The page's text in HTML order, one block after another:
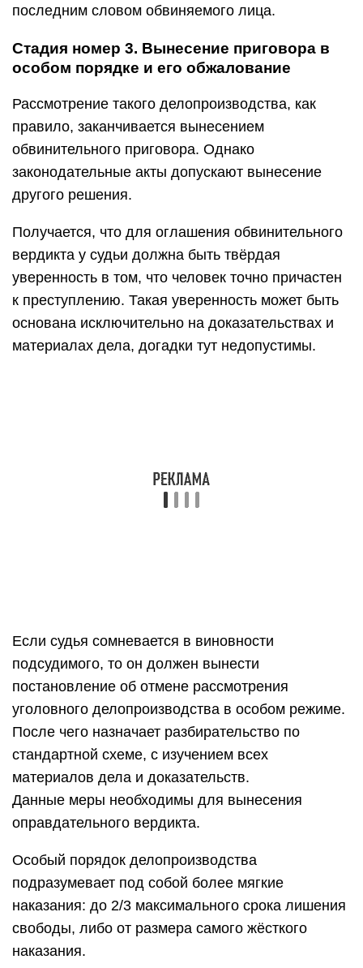
последним словом обвиняемого лица.
Стадия номер 3. Вынесение приговора в
особом порядке и его обжалование
Рассмотрение такого делопроизводства, как
правило, заканчивается вынесением
обвинительного приговора. Однако
законодательные акты допускают вынесение
другого решения.
Получается, что для оглашения обвинительного
вердикта у судьи должна быть твёрдая
уверенность в том, что человек точно причастен
к преступлению. Такая уверенность может быть
основана исключительно на доказательствах и
материалах дела, догадки тут недопустимы.
Если судья сомневается в виновности
подсудимого, то он должен вынести
постановление об отмене рассмотрения
уголовного делопроизводства в особом режиме.
После чего назначает разбирательство по
стандартной схеме, с изучением всех
материалов дела и доказательств.
Данные меры необходимы для вынесения
оправдательного вердикта.
Особый порядок делопроизводства
подразумевает под собой более мягкие
наказания: до 2/3 максимального срока лишения
свободы, либо от размера самого жёсткого
наказания.